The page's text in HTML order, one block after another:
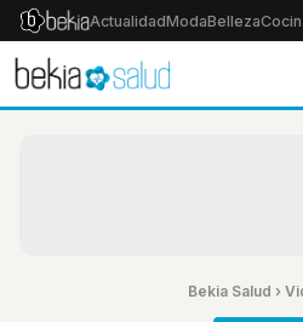
ActualidadModaBelleza
Bekia Salud ›